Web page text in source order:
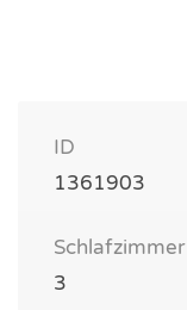
ID
1361903
Schlafzimmer
3